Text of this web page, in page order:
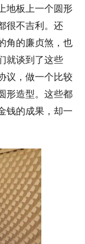
地板上一个圆形
很不吉利。还
角的廉贞煞，也
就谈到了这些
议，做一个比较
形造型。这些都
钱的成果，却一